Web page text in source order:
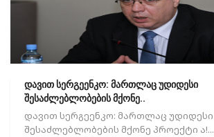
დავით სერგეენკო: მართლაც უდიდესი
შესაძლებლობების მქონე..
დავით სერგეენკო: მართლაც უდიდესი
შესაძლებლობების მქონე პროექტი ა!...